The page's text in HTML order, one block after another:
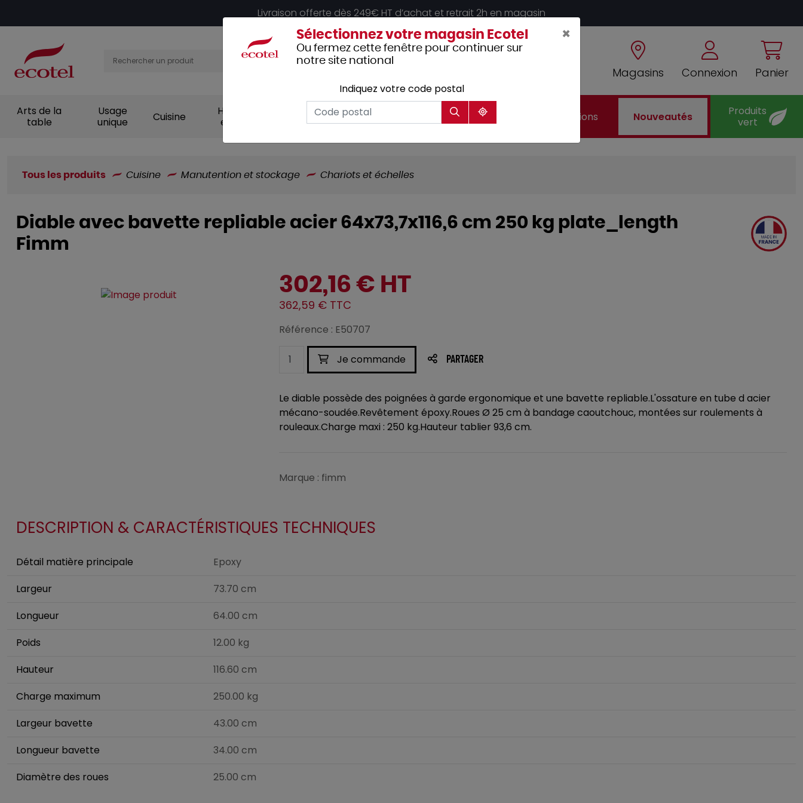
Livraison offerte dès 249€ HT d’achat et retrait 2h en magasin
Magasins Connexion Panier
Arts de la
table
Usage
unique
Cuisine
Hygiène et
entretien
Vêtements
professionnels
Hôtellerie Mobilier Promotions Nouveautés
Produits
vert
Tous les produits Cuisine Manutention et stockage Chariots et échelles
Diable avec bavette repliable acier 64x73,7x116,6 cm 250 kg plate_length
Fimm
302,16 € HT
362,59 € TTC
Référence : E50707
Je commande PARTAGER
Le diable possède des poignées à garde ergonomique et une bavette repliable.L'ossature en tube d acier
mécano-soudée.Revêtement époxy.Roues Ø 25 cm à bandage caoutchouc, montées sur roulements à
rouleaux.Charge maxi : 250 kg.Hauteur tablier 93,6 cm.
Marque : fimm
DESCRIPTION & CARACTÉRISTIQUES TECHNIQUES
Détail matière principale
Epoxy
Largeur
73.70 cm
Longueur
64.00 cm
Poids
12.00 kg
Hauteur
116.60 cm
Charge maximum
250.00 kg
Largeur bavette
43.00 cm
Longueur bavette
34.00 cm
Diamètre des roues
25.00 cm
×
Sélectionnez votre magasin Ecotel
Ou fermez cette fenêtre pour continuer sur
notre site national
Indiquez votre code postal